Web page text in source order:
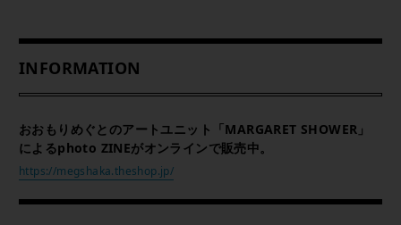
INFORMATION
おおもりめぐとのアートユニット「MARGARET SHOWER」
によるphoto ZINEがオンラインで販売中。
https://megshaka.theshop.jp/